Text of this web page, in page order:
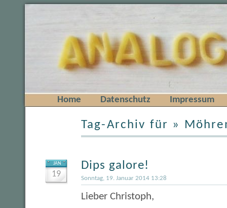
Home Datenschutz Impressum
Tag-Archiv für »
JAN
19
Dips galore!
Sonntag, 19. Januar 2014 13:28
Lieber Christoph,